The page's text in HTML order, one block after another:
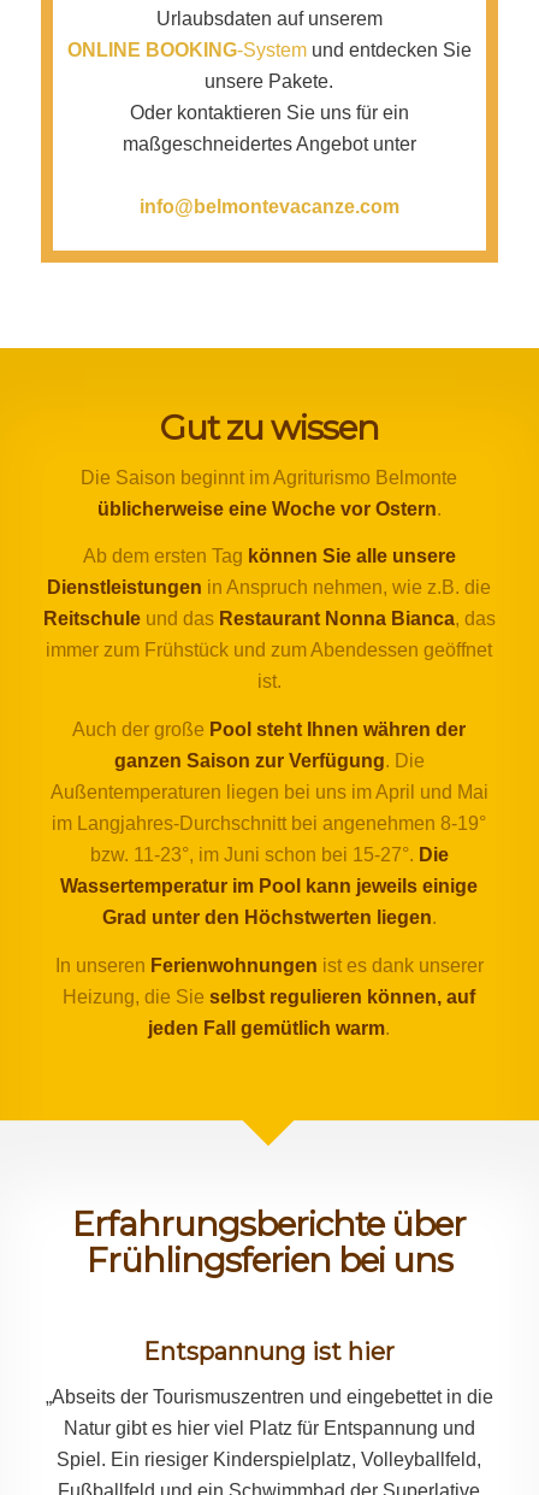
Urlaubsdaten auf unserem
ONLINE BOOKING-Systemund entdecken Sie
unsere Pakete.
Oder kontaktieren Sie uns für ein
maßgeschneidertes Angebot unter
info@belmontevacanze.com
Gut zu wissen
Die Saison beginnt im Agriturismo Belmonte
üblicherweise eine Woche vor Ostern.
Ab dem ersten Tag können Sie alle unsere
Dienstleistungen in Anspruch nehmen, wie z.B. die
Reitschuleund das Restaurant Nonna Bianca, das
immer zum Frühstück und zum Abendessen geöffnet
ist.
Auch der große Pool steht Ihnen währen der
ganzen Saison zur Verfügung. Die
Außentemperaturen liegen bei uns im April und Mai
im Langjahres-Durchschnitt bei angenehmen 8-19°
bzw. 11-23°, im Juni schon bei 15-27°. Die
Wassertemperatur im Pool kann jeweils einige
Grad unter den Höchstwerten liegen.
In unseren Ferienwohnungen ist es dank unserer
Heizung, die Sie selbst regulieren können, auf
jeden Fall gemütlich warm.
Erfahrungsberichte über
Frühlingsferien bei uns
Entspannung ist hier
„Abseits der Tourismuszentren und eingebettet in die
Natur gibt es hier viel Platz für Entspannung und
Spiel. Ein riesiger Kinderspielplatz, Volleyballfeld,
Fußballfeld und ein Schwimmbad der Superlative